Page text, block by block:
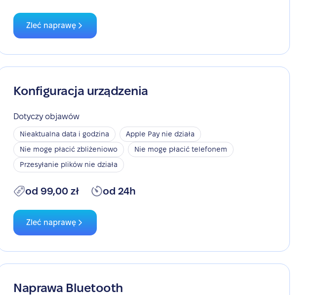
Zleć naprawę
Konfiguracja urządzenia
Dotyczy objawów
Nieaktualna data i godzina
Apple Pay nie działa
Nie mogę płacić zbliżeniowo
Nie mogę płacić telefonem
Przesyłanie plików nie działa
od 99,00 zł od 24h
Zleć naprawę
Naprawa Bluetooth